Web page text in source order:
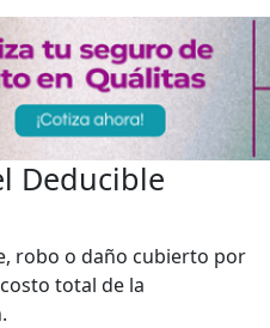
Deducible
robo o daño cubierto por
total de la